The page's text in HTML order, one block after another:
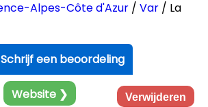
Alpes-Côte d'Azur / Var / La
Schrijf een beoordeling
Website ❯ Verwijderen